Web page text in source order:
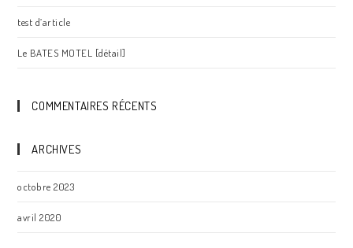
test d’article
Le BATES MOTEL [détail]
COMMENTAIRES RÉCENTS
ARCHIVES
octobre 2023
avril 2020